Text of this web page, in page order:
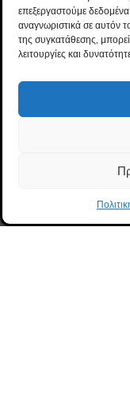
επεξεργαστούμε
αναγνωριστικά σε αυτόν
της συγκατάθεσης,
λειτουργίες και
Πολιτική Απορρήτου
Δήλωση
Πολιτική Cookies (ΕΕ)
Ο Λογαριασμός μου